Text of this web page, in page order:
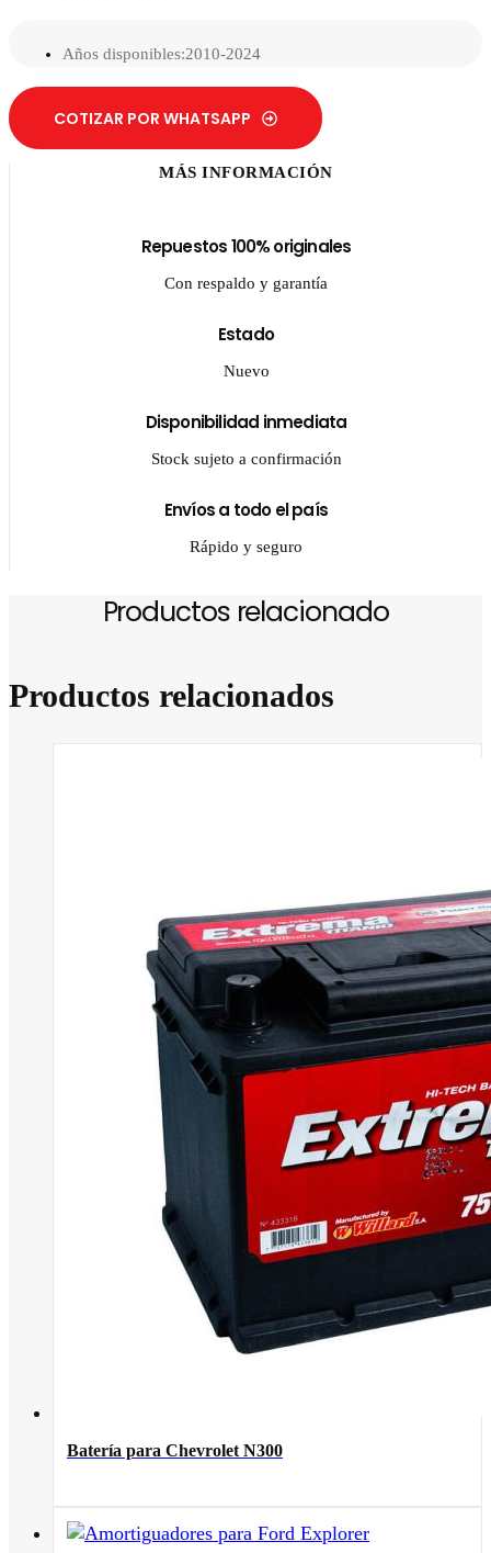
Años disponibles:2010-2024
COTIZAR POR WHATSAPP
MÁS INFORMACIÓN
Repuestos 100% originales
Con respaldo y garantía
Estado
Nuevo
Disponibilidad inmediata
Stock sujeto a confirmación
Envíos a todo el país
Rápido y seguro
Productos relacionado
Productos relacionados
Batería para Chevrolet N300